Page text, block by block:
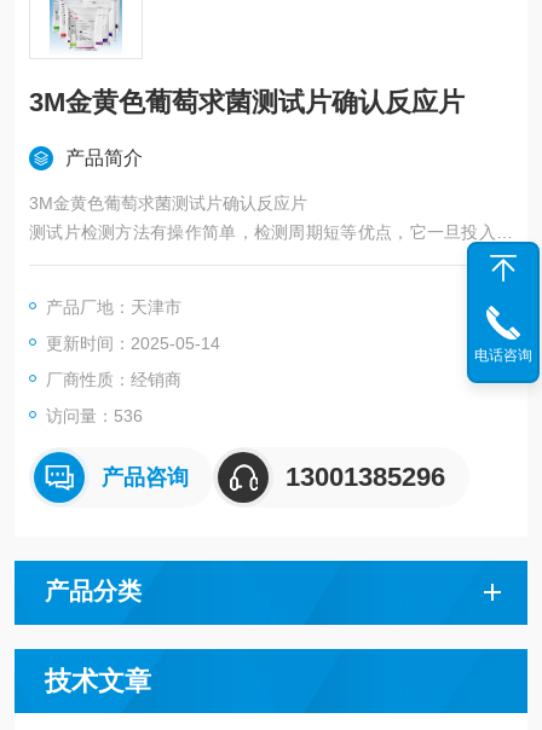
3M金黄色葡萄求菌测试片确认反应片
产品简介
3M金黄色葡萄求菌测试片确认反应片
测试片检测方法有操作简单，检测周期短等优点，它一旦投入使
用，将大大缩短检测周期，简化实验操作并取得较大的经济收
家食品厂，都在使用3M Petrifilm&amp;amp;amp;amp;trade;测
试片来进行微生物的检测。
产品厂地：天津市
更新时间：2025-05-14
厂商性质：经销商
访问量：536
产品咨询 13001385296
产品分类
技术文章
电话咨询